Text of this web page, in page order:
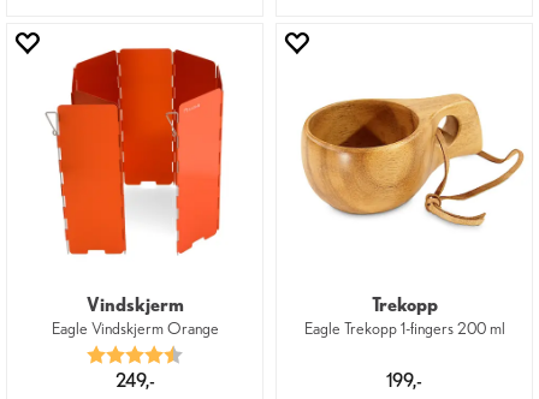
Vindskjerm
Eagle Vindskjerm Orange
Karakter:
249,-
Trekopp
Eagle Trekopp 1-fingers 200 ml
199,-